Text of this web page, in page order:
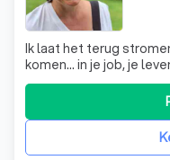
Ik laat het terug
komen... in je job, je leven, je huis en in interactie met je
omgeving. 'Katrien is een
changed my life.' (K De